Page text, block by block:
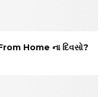
Home ના દિવસો?